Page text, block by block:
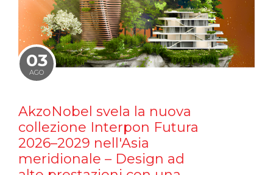
03
AGO
AkzoNobel svela la nuova
collezione Interpon Futura
2026–2029 nell'Asia
meridionale – Design ad